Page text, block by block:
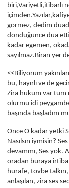
biri,Variyetli,itibarlı
görmez, dedim
döndüğünce dua
kadar egemen,
sayılmaz.Biran yer
<<Biliyorum
bu, hayırlı ve de
Zira hüküm var tüm
ölürmü idi
başında başladım
Önce O kadar yetki
Nasılsın iymisin?
devammı, Ses yok.
oradan buraya
hurafe, tövbe
anlaşılan, zira ses